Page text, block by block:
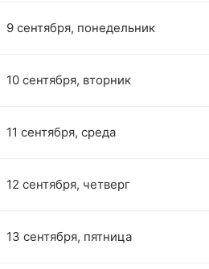
9 сентября, понедельник
10 сентября, вторник
11 сентября, среда
12 сентября, четверг
13 сентября, пятница